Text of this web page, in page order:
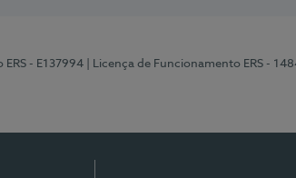
ERS - E137994
| Licença de Funcionamento ERS -